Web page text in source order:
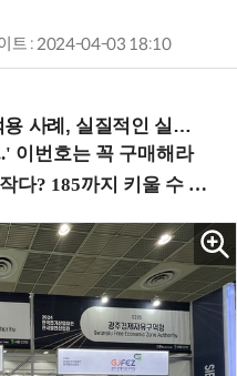
트 : 2024-04-03 18:10
실행 전략을 공유 (9/18 양재역)